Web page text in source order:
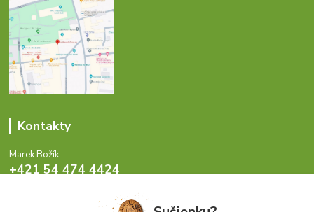
Kontakty
Marek Božík
+421 54 474 4424
info@antikvariat.sk